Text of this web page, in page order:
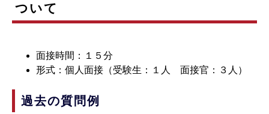
ついて
面接時間：１５分
形式：個人面接（受験生：１人 面接官：３人）
過去の質問例